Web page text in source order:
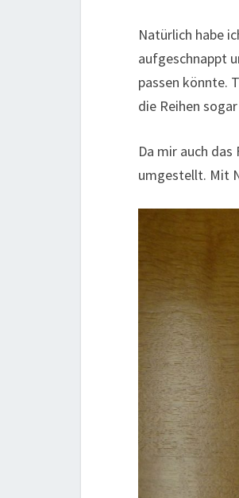
Natürlich habe
aufgeschnappt
passen könnte.
die Reihen
Da mir auch
umgestellt. Mit